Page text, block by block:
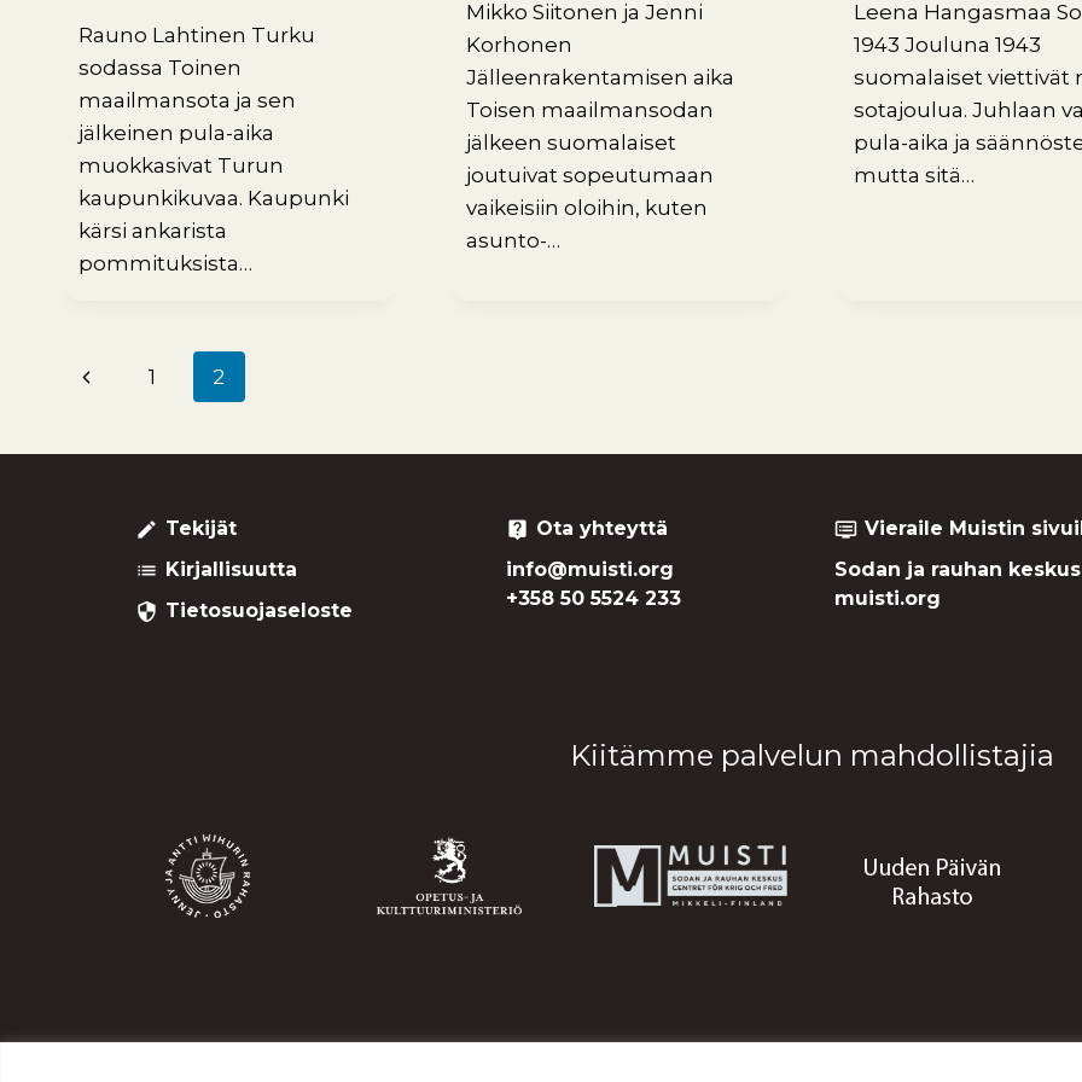
Rauno Lahtinen Turku
sodassa Toinen
maailmansota ja sen
jälkeinen pula-aika
muokkasivat Turun
kaupunkikuvaa. Kaupunki
kärsi ankarista
pommituksista…
Mikko Siitonen ja Jenni
Korhonen
Jälleenrakentamisen aika
Toisen maailmansodan
jälkeen suomalaiset
joutuivat sopeutumaan
vaikeisiin oloihin, kuten
asunto-…
Leena Hangasmaa
1943 Jouluna 1943
suomalaiset viettivät
sotajoulua. Juhlaan
pula-aika ja
mutta sitä…
Sivunavigointi
Edellinen
1 2
create Tekijät
list Kirjallisuutta
security Tietosuojaseloste
live_help Ota yhteyttä
info@muisti.org
+358 50 5524 233
dvr Vieraile Muistin
Sodan ja rauhan
muisti.org
Kiitämme palvelun mahdollistajia